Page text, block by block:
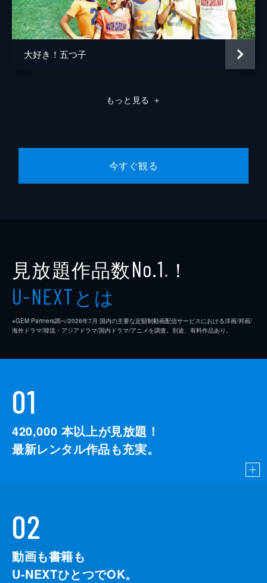
大好き！五つ子
もっと見る ＋
今すぐ観る
見放題作品数No.1 ※ ！
U-NEXTとは
※GEM Partners調べ/2026年7⽉ 国内の主要な定額制動画配信サービスにおける洋画/邦画/
海外ドラマ/韓流・アジアドラマ/国内ドラマ/アニメを調査。別途、有料作品あり。
01
420,000 本以上が見放題！
最新レンタル作品も充実。
02
動画も書籍も
U-NEXTひとつでOK。